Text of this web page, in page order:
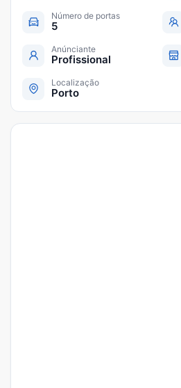
Número de portas
5
Anúnciante
Profissional
Localização
Porto